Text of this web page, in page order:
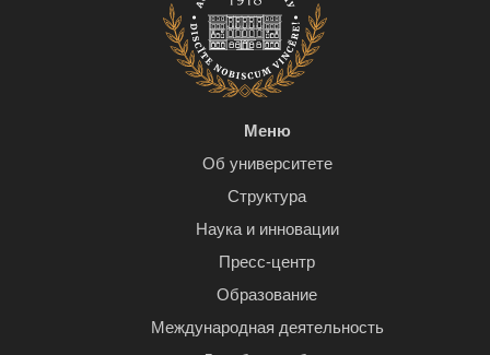
Меню
Об университете
Структура
Наука и инновации
Пресс-центр
Образование
Международная деятельность